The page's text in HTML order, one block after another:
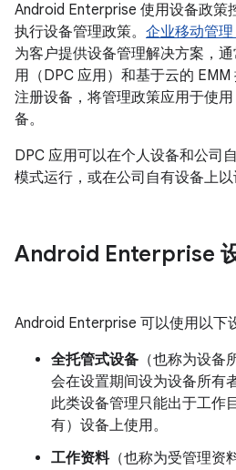
Android Enterprise 使用设备政策
执行设备管理政策。 企业移动管
为客户提供设备管理解决方案，
用（DPC 应用）和基于云的
注册设备，将管理政策应用于使
备。
DPC 应用可以在个人设备和公司
模式运行，或在公司自有设备上以
Android Enterprise
Android Enterprise 可以使用以下
全托管式设备 （也称为设备
会在设置期间设为设备所有
此类设备管理只能出于工作
有）设备上使用。
工作资料（也称为受管理资